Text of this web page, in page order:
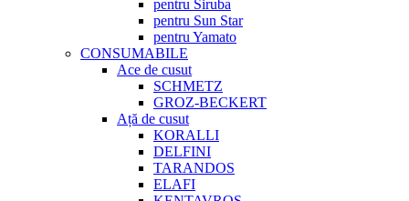
pentru Siruba
pentru Sun Star
pentru Yamato
CONSUMABILE
Ace de cusut
SCHMETZ
GROZ-BECKERT
Ață de cusut
KORALLI
DELFINI
TARANDOS
ELAFI